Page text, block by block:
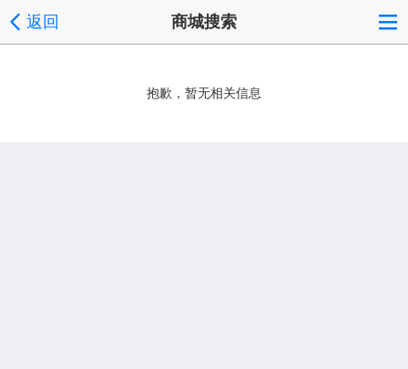
返回 商城搜索
抱歉，暂无相关信息